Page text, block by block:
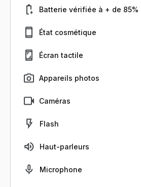
Batterie vérifiée à + de 85%
État cosmétique
Écran tactile
Appareils photos
Caméras
Flash
Haut-parleurs
Microphone